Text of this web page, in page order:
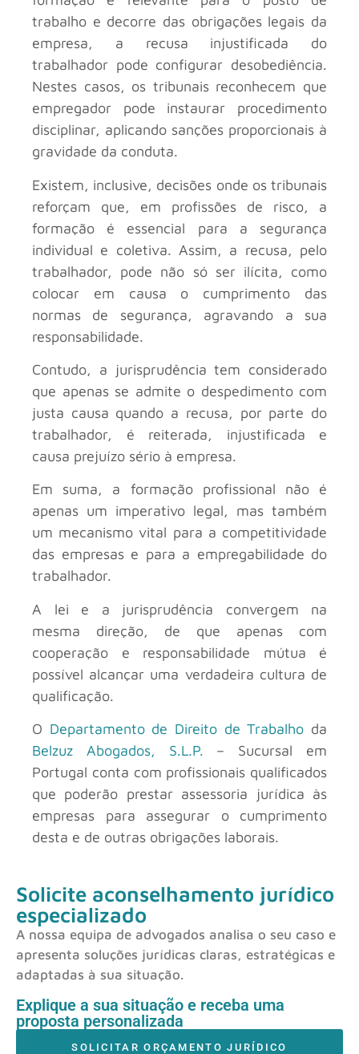
trabalho e decorre das obrigações legais da
empresa, a recusa injustificada do
trabalhador pode configurar desobediência.
Nestes casos, os tribunais reconhecem que
empregador pode instaurar procedimento
disciplinar, aplicando sanções proporcionais à
gravidade da conduta.
Existem, inclusive, decisões onde os tribunais
reforçam que, em profissões de risco, a
formação é essencial para a segurança
individual e coletiva. Assim, a recusa, pelo
trabalhador, pode não só ser ilícita, como
colocar em causa o cumprimento das
normas de segurança, agravando a sua
responsabilidade.
Contudo, a jurisprudência tem considerado
que apenas se admite o despedimento com
justa causa quando a recusa, por parte do
trabalhador, é reiterada, injustificada e
causa prejuízo sério à empresa.
Em suma, a formação profissional não é
apenas um imperativo legal, mas também
um mecanismo vital para a competitividade
das empresas e para a empregabilidade do
trabalhador.
A lei e a jurisprudência convergem na
mesma direção, de que apenas com
cooperação e responsabilidade mútua é
possível alcançar uma verdadeira cultura de
qualificação.
O Departamento de Direito de Trabalho da
Belzuz Abogados, S.L.P. – Sucursal em
Portugal conta com profissionais qualificados
que poderão prestar assessoria jurídica às
empresas para assegurar o cumprimento
desta e de outras obrigações laborais.
Solicite aconselhamento jurídico
especializado
A nossa equipa de advogados analisa o seu caso e
apresenta soluções jurídicas claras, estratégicas e
adaptadas à sua situação.
Explique a sua situação e receba uma
proposta personalizada
SOLICITAR ORÇAMENTO JURÍDICO